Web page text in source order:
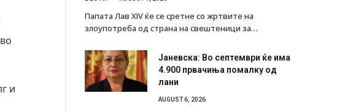
и
Папата Лав XIV ќе се сретне со жртвите на
злоупотреба од страна на свештеници за…
Јаневска: Во септември ќе има
4.900 првачиња помалку од
лани
AUGUST 6, 2026